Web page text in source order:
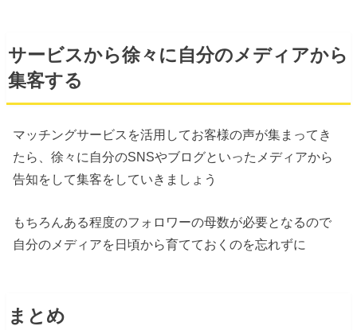
サービスから徐々に自分のメディアから
集客する
マッチングサービスを活用してお客様の声が集まってき
たら、徐々に自分のSNSやブログといったメディアから
告知をして集客をしていきましょう
もちろんある程度のフォロワーの母数が必要となるので
自分のメディアを日頃から育てておくのを忘れずに
まとめ